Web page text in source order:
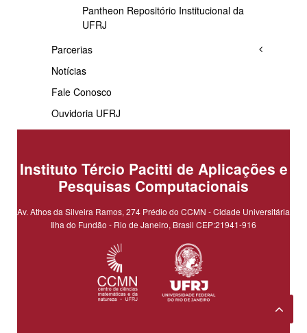
Pantheon Repositório Institucional da
UFRJ
Parcerias
Notícias
Fale Conosco
Ouvidoria UFRJ
Instituto Tércio Pacitti de Aplicações e
Pesquisas Computacionais
Av. Athos da Silveira Ramos, 274 Prédio do CCMN - Cidade Universitária
Ilha do Fundão - Rio de Janeiro, Brasil CEP:21941-916